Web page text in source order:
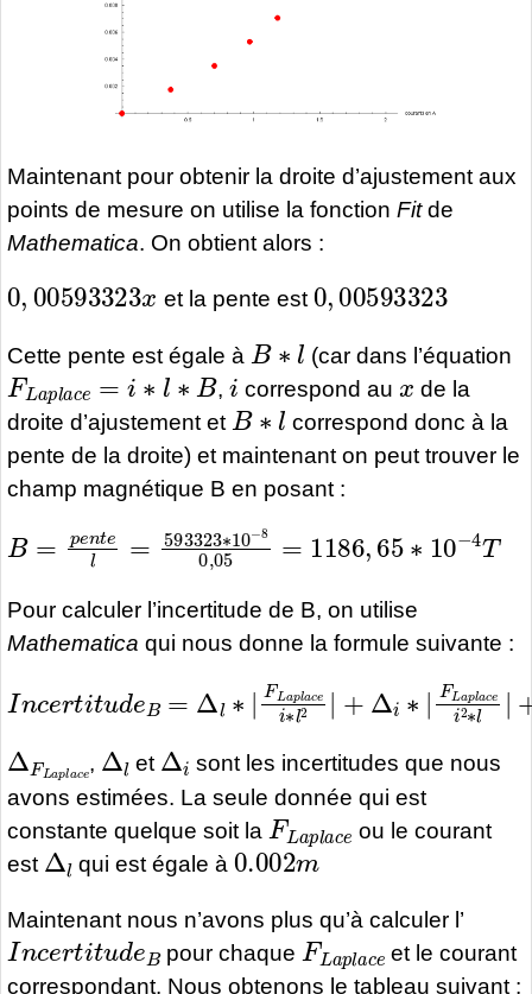
Maintenant pour obtenir la droite d’ajustement aux
points de mesure on utilise la fonction Fitde
Mathematica. On obtient alors :
0 00593323
et la pente est
0 00593323
Cette pente est égale à
B∗
(car dans l’équation
FLaplace=i∗l∗B
,
i
correspond au
x
de la
droite d’ajustement et
B∗l
correspond donc à la
pente de la droite) et maintenant on peut trouver le
champ magnétique B en posant :
B= entel 593323∗10 0 ,05= 1186, 65∗10
Pour calculer l’incertitude de B, on utilise
Mathematica qui nous donne la formule suivante :
In i u e ∗ Laplace 2 i ∗|FLa
Δ
c
,
Δ
et
Δ
sont les incertitudes que nous
avons estimées. La seule donnée qui est
constante quelque soit la
FLapla ce
ou le courant
est
Δl
qui est égale à
0.002m
Maintenant nous n’avons plus qu’à calculer l’
IncertitudeB
pour chaque
FLa p ace
et le courant
correspondant. Nous obtenons le tableau suivant :